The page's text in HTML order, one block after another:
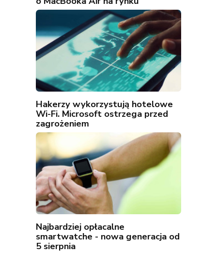
Hakerzy wykorzystują hotelowe
Wi-Fi. Microsoft ostrzega przed
zagrożeniem
Najbardziej opłacalne
smartwatche - nowa generacja od
5 sierpnia